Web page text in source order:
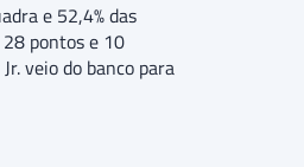
e 52,4% das
pontos e 10
veio do banco para